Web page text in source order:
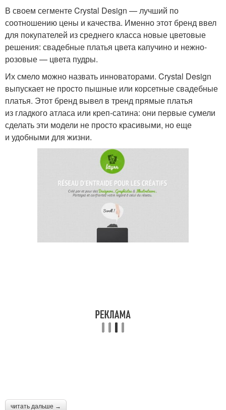
В своем сегменте Crystal Design — лучший по
соотношению цены и качества. Именно этот бренд ввел
для покупателей из среднего класса новые цветовые
решения: свадебные платья цвета капучино и нежно-
розовые — цвета пудры.
Их смело можно назвать инноваторами. Crystal Design
выпускает не просто пышные или корсетные свадебные
платья. Этот бренд вывел в тренд прямые платья
из гладкого атласа или креп-сатина: они первые сумели
сделать эти модели не просто красивыми, но еще
и удобными для жизни.
читать дальше →